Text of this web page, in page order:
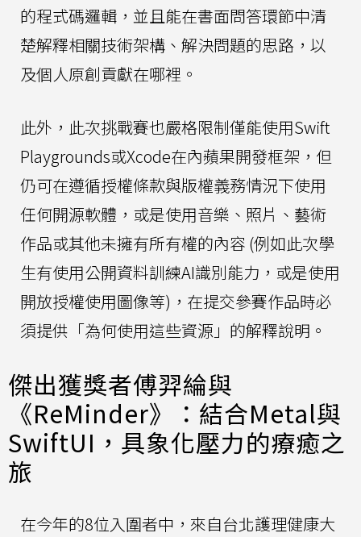
的程式碼邏輯，並且能在書面問答環節中清
楚解釋相關技術架構、解決問題的思路，以
及個人原創貢獻在哪裡。
此外，此次挑戰賽也嚴格限制僅能使用Swift
Playgrounds或Xcode在內蘋果開發框架，但
仍可在遵循授權條款與版權義務情況下使用
任何開源軟體，或是使用音樂、照片、藝術
作品或其他未擁有所有權的內容 (例如此次學
生有使用公開資料訓練AI識別能力，或是使用
開放授權使用圖像等)，在提交參賽作品時必
須提供「為何使用這些資源」的解釋說明。
傑出獲獎者傅羿綸與
《ReMinder》：結合Metal與
SwiftUI，具象化壓力的療癒之
旅
在今年的8位入圍者中，來自台北護理健康大